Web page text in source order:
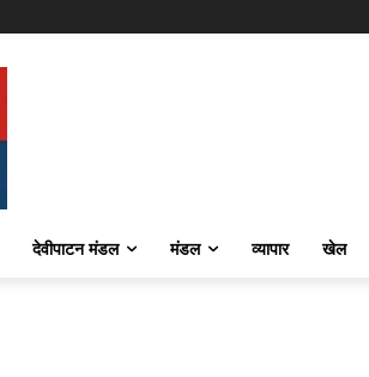
देवीपाटन मंडल मंडल व्यापार खेल